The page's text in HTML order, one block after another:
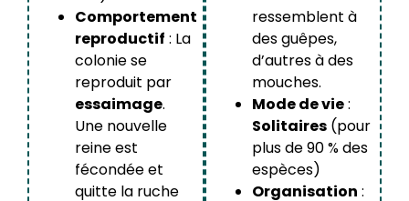
Comportement
reproductif : La
colonie se
reproduit par
essaimage.
Une nouvelle
reine est
fécondée et
quitte la ruche
ressemblent à
des guêpes,
d’autres à des
mouches.
Mode de vie:
Solitaires (pour
plus de 90 % des
espèces)
Organisation :